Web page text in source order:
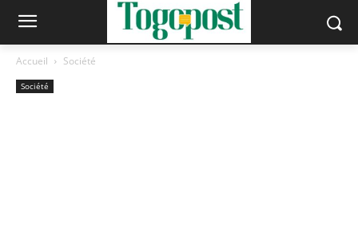
Accueil Société
Société